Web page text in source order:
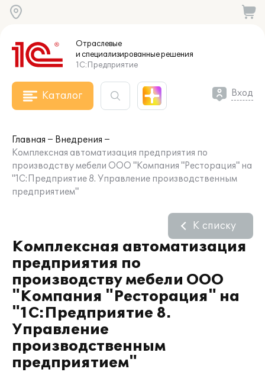
Отраслевые
и специализированныерешения
1С:Предприятие
Каталог Вход
Главная
Внедрения
Комплексная автоматизация предприятия по
производству мебели ООО "Компания "Ресторация" на
"1С:Предприятие 8. Управление производственным
предприятием"
Комплексная автоматизация
предприятия по
производству мебели ООО
"Компания "Ресторация" на
"1С:Предприятие 8.
Управление
производственным
предприятием"
К списку